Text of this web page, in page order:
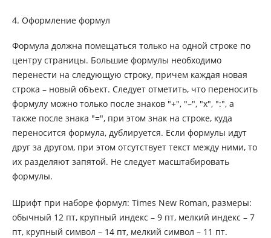
4. Оформление формул
Формула должна помещаться только на одной строке по
центру страницы. Большие формулы необходимо
перенести на следующую строку, причем каждая новая
строка – новый объект. Следует отметить, что переносить
формулу можно только после знаков "+", "–", "x", ":", а
также после знака "=", при этом знак на строке, куда
переносится формула, дублируется. Если формулы идут
друг за другом, при этом отсутствует текст между ними, то
их разделяют запятой. Не следует масштабировать
формулы.
Шрифт при наборе формул: Times New Roman, размеры:
обычный 12 пт, крупный индекс – 9 пт, мелкий индекс – 7
пт, крупный символ – 14 пт, мелкий символ – 11 пт.